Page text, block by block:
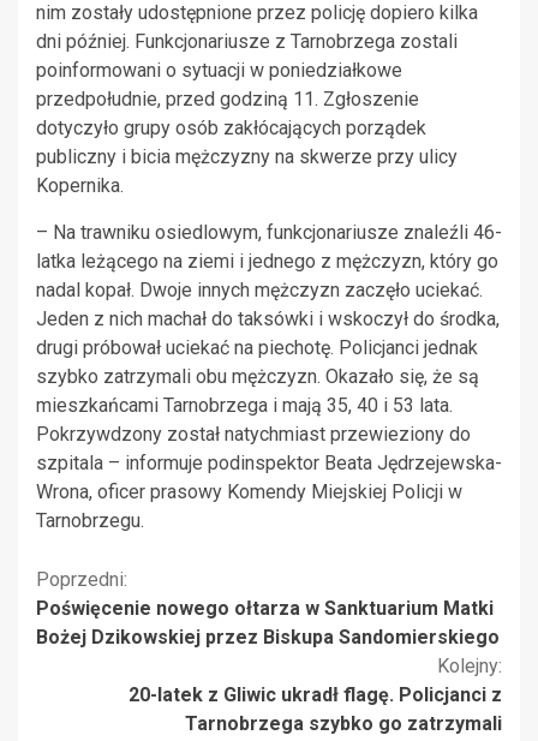
nim zostały udostępnione przez policję dopiero kilka
dni później. Funkcjonariusze z Tarnobrzega zostali
poinformowani o sytuacji w poniedziałkowe
przedpołudnie, przed godziną 11. Zgłoszenie
dotyczyło grupy osób zakłócających porządek
publiczny i bicia mężczyzny na skwerze przy ulicy
Kopernika.
– Na trawniku osiedlowym, funkcjonariusze znaleźli 46-
latka leżącego na ziemi i jednego z mężczyzn, który go
nadal kopał. Dwoje innych mężczyzn zaczęło uciekać.
Jeden z nich machał do taksówki i wskoczył do środka,
drugi próbował uciekać na piechotę. Policjanci jednak
szybko zatrzymali obu mężczyzn. Okazało się, że są
mieszkańcami Tarnobrzega i mają 35, 40 i 53 lata.
Pokrzywdzony został natychmiast przewieziony do
szpitala – informuje podinspektor Beata Jędrzejewska-
Wrona, oficer prasowy Komendy Miejskiej Policji w
Tarnobrzegu.
Kontynuuj
czytanie
Poprzedni:
Poświęcenie nowego ołtarza w Sanktuarium Matki
Bożej Dzikowskiej przez Biskupa Sandomierskiego
Kolejny:
20-latek z Gliwic ukradł flagę. Policjanci z
Tarnobrzega szybko go zatrzymali